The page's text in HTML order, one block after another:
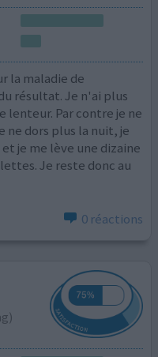
la maladie de
résultat. Je n'ai plus
lenteur. Par contre je ne
ne dors plus la nuit, je
je me lève une dizaine
Je reste donc au
0 réactions